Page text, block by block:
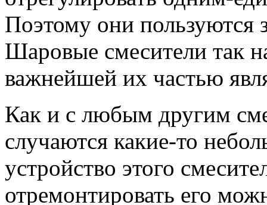
Поэтому они пользуются
Шаровые смесители так
важнейшей их частью
Как и с любым другим
случаются какие-то
устройство этого
отремонтировать его